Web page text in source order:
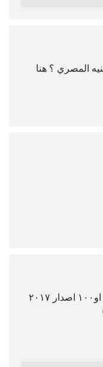
المصري ؟ هنا
عايز مبلغ سوداني كبير شمالي الفئه ٥٠ او١٠٠ اصدار ٢٠١٧